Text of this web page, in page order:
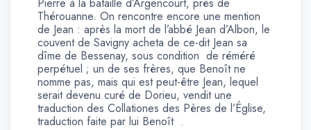
Thérouanne. On rencontre encore une mention
de Jean : après la mort de l’abbé Jean d’Albon, le
couvent de Savigny acheta de ce-dit Jean sa
dîme de Bessenay, sous condition de réméré
perpétuel ; un de ses frères, que Benoît ne
nomme pas, mais qui est peut-être Jean, lequel
serait devenu curé de Dorieu, vendit une
traduction des Collationes des Pères de l’Église,
traduction faite par lui Benoît .